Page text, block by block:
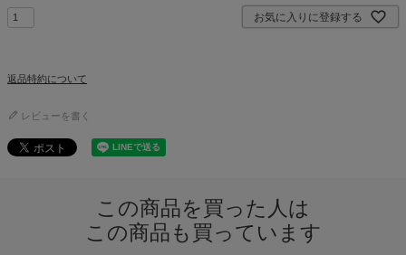
お気に入りに登録する
返品特約について
レビューを書く
この商品を買った人は
この商品も買っています